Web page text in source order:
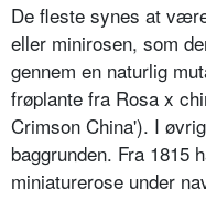
De fleste synes at
eller minirosen, som
gennem en naturlig
frøplante fra Rosa x
Crimson China'). I
baggrunden. Fra 1815
miniaturerose under